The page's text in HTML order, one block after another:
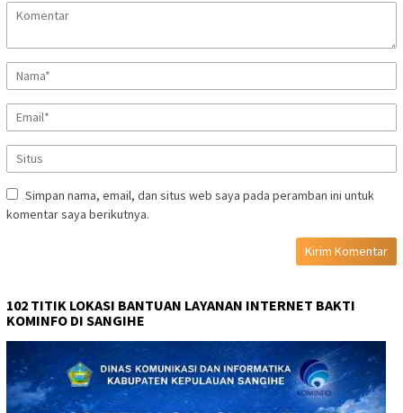
Simpan nama, email, dan situs web saya pada peramban ini untuk
komentar saya berikutnya.
102 TITIK LOKASI BANTUAN LAYANAN INTERNET BAKTI
KOMINFO DI SANGIHE